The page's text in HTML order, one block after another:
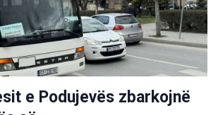
e Podujevës zbarkojnë